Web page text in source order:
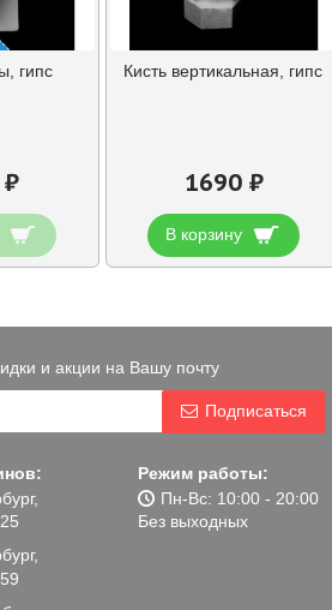
гипс Кисть вертикальная, гипс
1690 ₽
В корзину
и акции на Вашу почту
Подписаться
Режим работы:
Пн-Вс: 10:00 - 20:00
Без выходных